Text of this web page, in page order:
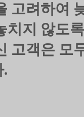
고려하여
치지 않도
고객은 모
.